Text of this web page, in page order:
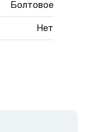
Болтовое
Нет